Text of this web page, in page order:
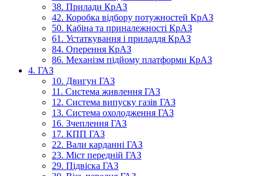
38. Прилади КрАЗ
42. Коробка відбору потужностей КрАЗ
50. Кабіна та приналежності КрАЗ
61. Устаткування і приладдя КрАЗ
84. Оперення КрАЗ
86. Механізм підйому платформи КрАЗ
4. ГАЗ
10. Двигун ГАЗ
11. Система живлення ГАЗ
12. Система випуску газів ГАЗ
13. Система охолодження ГАЗ
16. Зчеплення ГАЗ
17. КПП ГАЗ
22. Вали карданні ГАЗ
23. Міст передній ГАЗ
29. Підвіска ГАЗ